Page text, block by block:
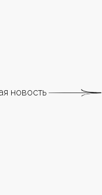
новость